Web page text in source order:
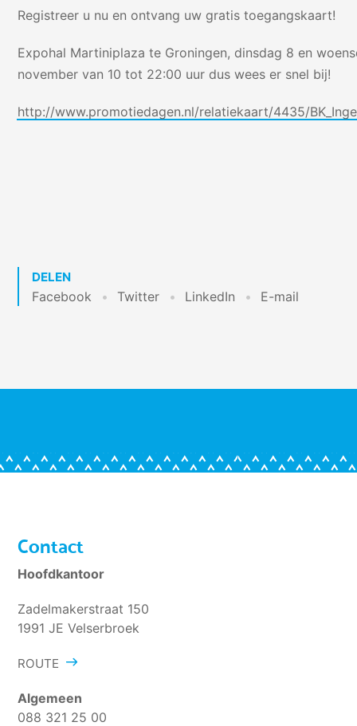
Registreer u nu en ontvang uw gratis toegangskaart!
Expohal Martiniplaza te Groningen, dinsdag 8 en
november van 10 tot 22:00 uur dus wees er snel bij!
http://www.promotiedagen.nl/relatiekaart/4435/
DELEN
Facebook Twitter LinkedIn E-mail
Contact
Hoofdkantoor
Zadelmakerstraat 150
1991 JE Velserbroek
ROUTE
Algemeen
088 321 25 00